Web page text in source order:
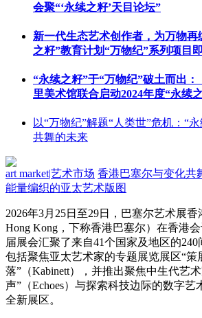
会聚“‘永续之籽’天目论坛”
新一代生态艺术创作者，为万物再
之籽”教育计划“万物纪”系列项目
“永续之籽”于“万物纪”破土而出：
里美术馆联合启动2024年度“永续
以“万物纪”解题“人类世”危机：“
共舞的未来
art market|艺术市场 香港巴塞尔与变化共
能量编织的亚太艺术版图
2026年3月25日至29日，巴塞尔艺术展香
Hong Kong，下称香港巴塞尔）在香港
届展会汇聚了来自41个国家及地区的
包括聚焦亚太艺术家的专题展览展区“策
落”（Kabinett），并推出聚焦中生代艺
声”（Echoes）与探索科技边际的数字艺
全新展区。